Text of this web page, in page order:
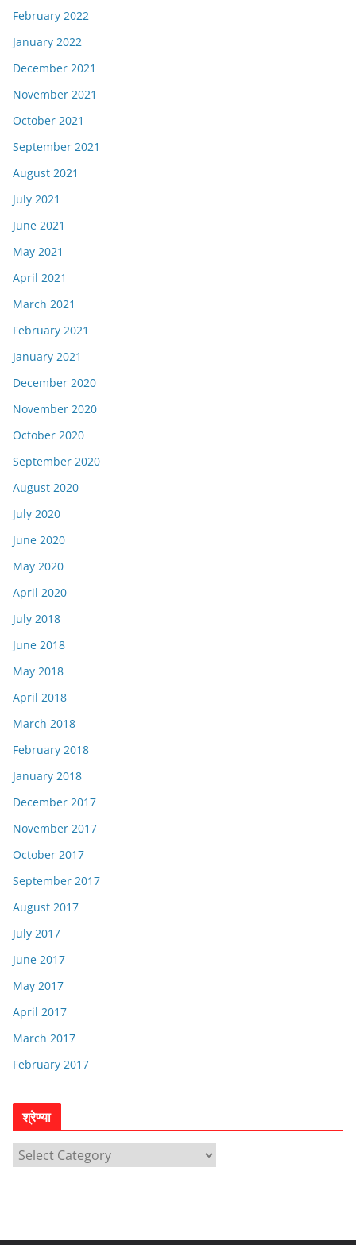
February 2022
January 2022
December 2021
November 2021
October 2021
September 2021
August 2021
July 2021
June 2021
May 2021
April 2021
March 2021
February 2021
January 2021
December 2020
November 2020
October 2020
September 2020
August 2020
July 2020
June 2020
May 2020
April 2020
July 2018
June 2018
May 2018
April 2018
March 2018
February 2018
January 2018
December 2017
November 2017
October 2017
September 2017
August 2017
July 2017
June 2017
May 2017
April 2017
March 2017
February 2017
श्रेण्या
श्रे